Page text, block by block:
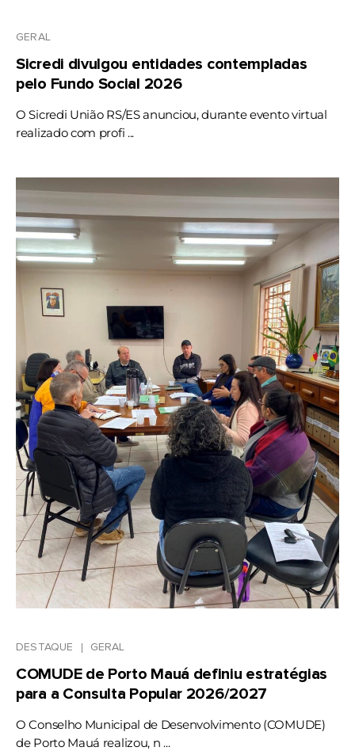
GERAL
Sicredi divulgou entidades contempladas
pelo Fundo Social 2026
O Sicredi União RS/ES anunciou, durante evento virtual
realizado com profi ...
DESTAQUE GERAL
COMUDE de Porto Mauá definiu estratégias
para a Consulta Popular 2026/2027
O Conselho Municipal de Desenvolvimento (COMUDE)
de Porto Mauá realizou, n ...